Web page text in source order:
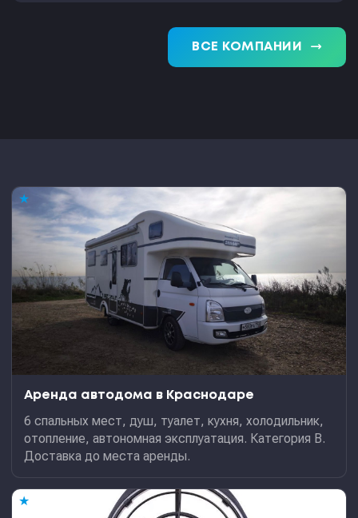
ВСЕ КОМПАНИИ trending_flat
★
Аренда автодома в Краснодаре
6 спальных мест, душ, туалет, кухня, холодильник,
отопление, автономная эксплуатация. Категория В.
Доставка до места аренды.
★